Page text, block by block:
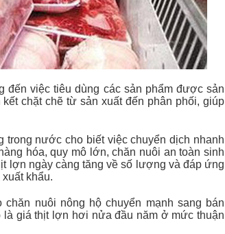
việc tiêu dùng các sản phẩm được sản
chặt chẽ từ sản xuất đến phân phối, giúp
trong nước cho biết việc chuyển dịch nhanh
hóa, quy mô lớn, chăn nuôi an toàn sinh
lợn ngày càng tăng về số lượng và đáp ứng
khẩu.
nuôi nông hộ chuyển mạnh sang bán
giá thịt lợn hơi nửa đầu năm ở mức thuận